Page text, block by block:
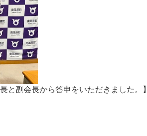
と副会長から答申をいただきました。】